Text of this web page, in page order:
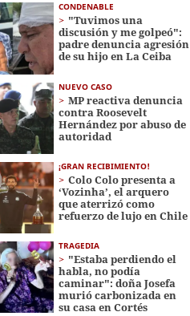
CONDENABLE
"Tuvimos una
discusión y me golpeó":
padre denuncia agresión
de su hijo en La Ceiba
NUEVO CASO
MP reactiva denuncia
contra Roosevelt
Hernández por abuso de
autoridad
¡GRAN RECIBIMIENTO!
Colo Colo presenta a
‘Vozinha’, el arquero
que aterrizó como
refuerzo de lujo en Chile
TRAGEDIA
"Estaba perdiendo el
habla, no podía
caminar": doña Josefa
murió carbonizada en
su casa en Cortés